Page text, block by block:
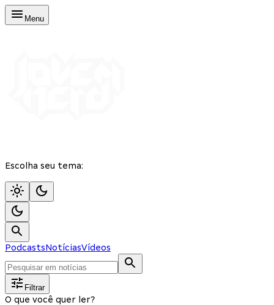
Menu
Escolha seu tema:
PodcastsNotíciasVídeos
Filtrar
O que você quer ler?